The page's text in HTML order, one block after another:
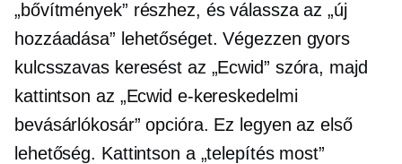
„bővítmények” részhez, és válassza az „új
hozzáadása” lehetőséget. Végezzen gyors
kulcsszavas keresést az „Ecwid” szóra, majd
kattintson az „Ecwid e-kereskedelmi
bevásárlókosár” opcióra. Ez legyen az első
lehetőség. Kattintson a „telepítés most”